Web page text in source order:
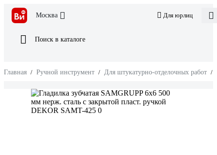
Москва Для юрлиц
Поиск в каталоге
Главная / Ручной инструмент / Для штукатурно-отделочных работ /